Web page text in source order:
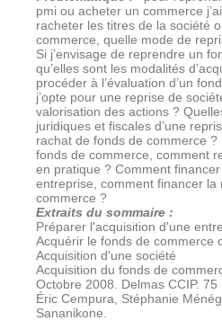
pmi ou acheter un commerce
racheter les titres de la société
commerce, quelle mode de
Si j’envisage de reprendre un
qu’elles sont les modalités
procéder à l’évaluation d’un
j’opte pour une reprise de
valorisation des actions ?
juridiques et fiscales d’une
rachat de fonds de commerce
fonds de commerce, comment
en pratique ? Comment
entreprise, comment financer la
commerce ?
Extraits du sommaire :
Préparer l'acquisition d'une
Acquérir le fonds de commerce
Acquisition d'une société
Acquisition du fonds de
Octobre 2008. Delmas CCIP. 75
Éric Cempura, Stéphanie
Sananikone.